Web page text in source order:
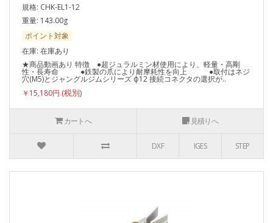
規格: CHK-EL1-12
重量: 143.00g
ポイント対象
在庫: 在庫あり
★商品動画あり 特徴 ●超ジュラルミン材使用により、軽量・高剛
性・長寿命 ●鉄製の爪により耐摩耗性を向上 ●取付はネジ
穴(M5)とジャングルジムシリーズ ф12 接続コネクタの選択が..
￥15,180円
カートへ 見積りへ
DXF IGES STEP